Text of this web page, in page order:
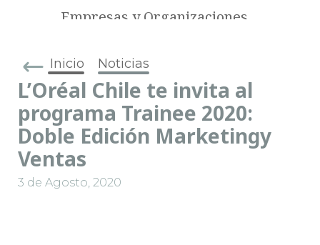
Empresas y Organizaciones
Inicio Noticias
L’Oréal Chile te invita al
programa Trainee 2020:
Doble Edición Marketingy
Ventas
3 de Agosto, 2020